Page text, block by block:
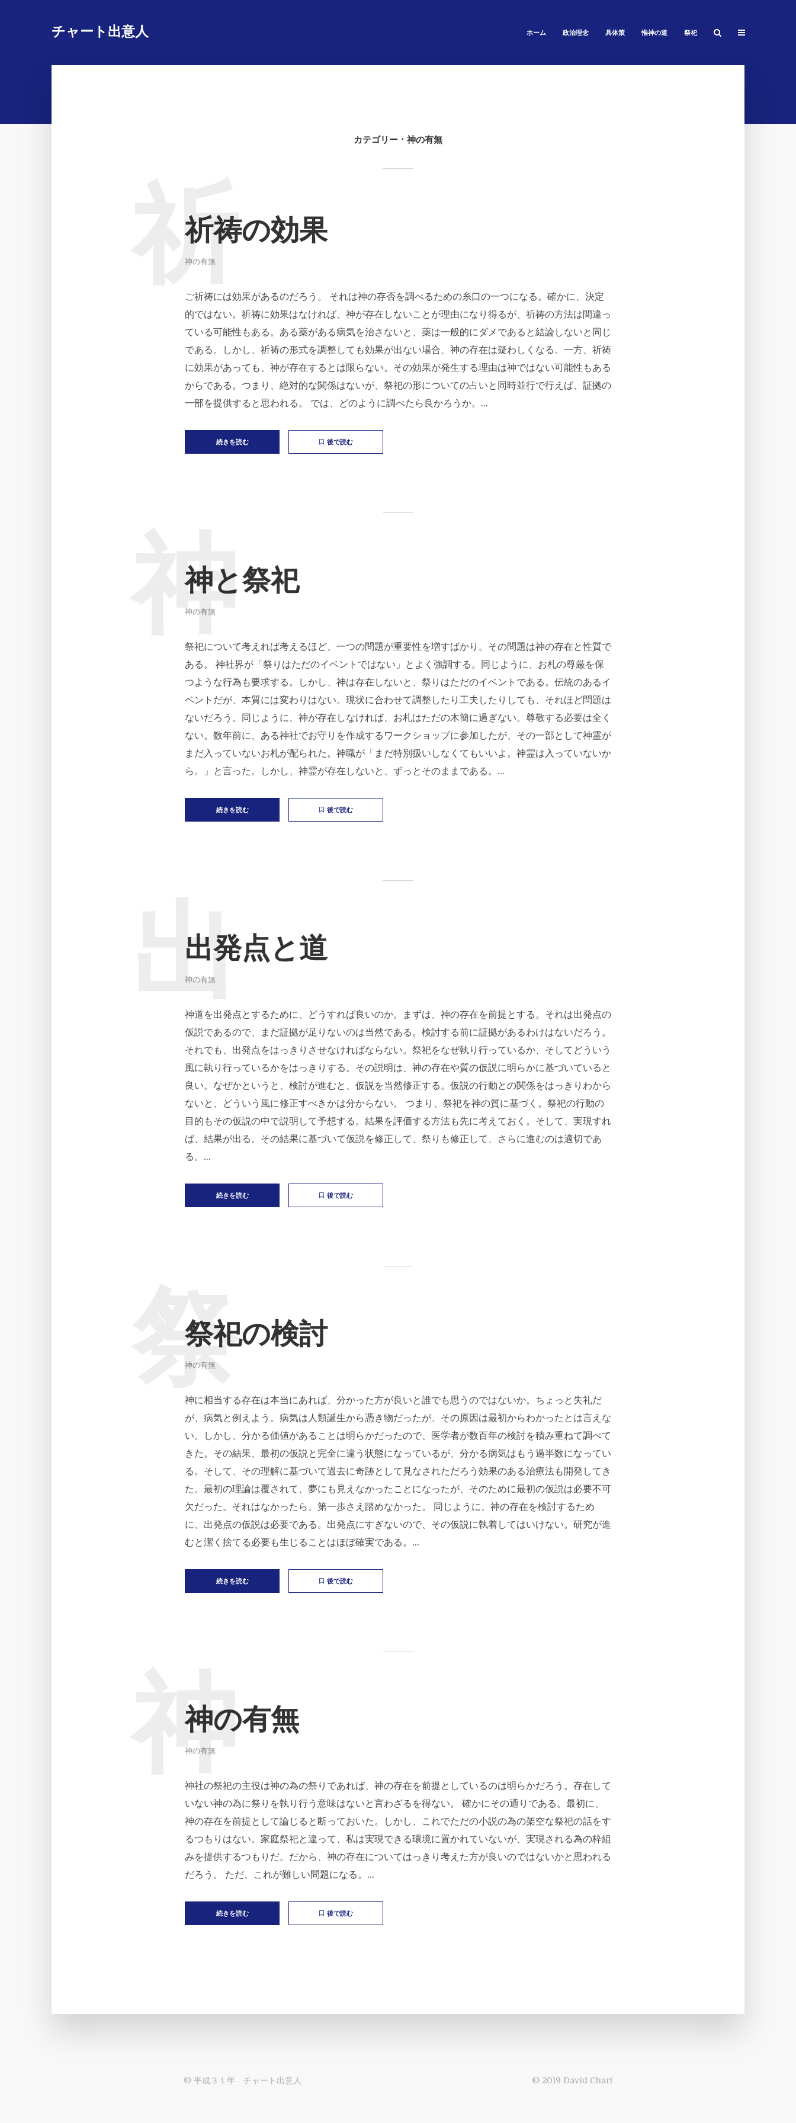
チャート出意人 ホーム 政治理念 具体策 惟神の道 祭祀
カテゴリー 神の有無
祈祷の効果
神の有無
祈
ご祈祷には効果があるのだろう。 それは神の存否を調べるための糸口の一つになる。確かに、決定
的ではない。祈祷に効果はなければ、神が存在しないことが理由になり得るが、祈祷の方法は間違っ
ている可能性もある。ある薬がある病気を治さないと、薬は一般的にダメであると結論しないと同じ
である。しかし、祈祷の形式を調整しても効果が出ない場合、神の存在は疑わしくなる。一方、祈祷
に効果があっても、神が存在するとは限らない。その効果が発生する理由は神ではない可能性もある
からである。つまり、絶対的な関係はないが、祭祀の形についての占いと同時並行で行えば、証拠の
一部を提供すると思われる。 では、どのように調べたら良かろうか。...
続きを読む 後で読む
神と祭祀
神の有無
神
祭祀について考えれば考えるほど、一つの問題が重要性を増すばかり。その問題は神の存在と性質で
ある。 神社界が「祭りはただのイベントではない」とよく強調する。同じように、お札の尊厳を保
つような行為も要求する。しかし、神は存在しないと、祭りはただのイベントである。伝統のあるイ
ベントだが、本質には変わりはない。現状に合わせて調整したり工夫したりしても、それほど問題は
ないだろう。同じように、神が存在しなければ、お札はただの木簡に過ぎない。尊敬する必要は全く
ない。数年前に、ある神社でお守りを作成するワークショップに参加したが、その一部として神霊が
まだ入っていないお札が配られた。神職が「まだ特別扱いしなくてもいいよ。神霊は入っていないか
ら。」と言った。しかし、神霊が存在しないと、ずっとそのままである。...
続きを読む 後で読む
出発点と道
神の有無
出
神道を出発点とするために、どうすれば良いのか。まずは、神の存在を前提とする。それは出発点の
仮説であるので、まだ証拠が足りないのは当然である。検討する前に証拠があるわけはないだろう。
それでも、出発点をはっきりさせなければならない。祭祀をなぜ執り行っているか、そしてどういう
風に執り行っているかをはっきりする。その説明は、神の存在や質の仮説に明らかに基づいていると
良い。なぜかというと、検討が進むと、仮説を当然修正する。仮説の行動との関係をはっきりわから
ないと、どういう風に修正すべきかは分からない。 つまり、祭祀を神の質に基づく。祭祀の行動の
目的もその仮説の中で説明して予想する。結果を評価する方法も先に考えておく。そして、実現すれ
ば、結果が出る。その結果に基づいて仮説を修正して、祭りも修正して、さらに進むのは適切であ
る。...
続きを読む 後で読む
祭祀の検討
神の有無
祭
神に相当する存在は本当にあれば、分かった方が良いと誰でも思うのではないか。ちょっと失礼だ
が、病気と例えよう。病気は人類誕生から憑き物だったが、その原因は最初からわかったとは言えな
い。しかし、分かる価値があることは明らかだったので、医学者が数百年の検討を積み重ねて調べて
きた。その結果、最初の仮説と完全に違う状態になっているが、分かる病気はもう過半数になってい
る。そして、その理解に基づいて過去に奇跡として見なされただろう効果のある治療法も開発してき
た。最初の理論は覆されて、夢にも見えなかったことになったが、そのために最初の仮説は必要不可
欠だった。それはなかったら、第一歩さえ踏めなかった。 同じように、神の存在を検討するため
に、出発点の仮説は必要である。出発点にすぎないので、その仮説に執着してはいけない。研究が進
むと潔く捨てる必要も生じることはほぼ確実である。...
続きを読む 後で読む
神の有無
神の有無
神
神社の祭祀の主役は神の為の祭りであれば、神の存在を前提としているのは明らかだろう。存在して
いない神の為に祭りを執り行う意味はないと言わざるを得ない。 確かにその通りである。最初に、
神の存在を前提として論じると断っておいた。しかし、これでただの小説の為の架空な祭祀の話をす
るつもりはない。家庭祭祀と違って、私は実現できる環境に置かれていないが、実現される為の枠組
みを提供するつもりだ。だから、神の存在についてはっきり考えた方が良いのではないかと思われる
だろう。 ただ、これが難しい問題になる。...
続きを読む 後で読む
© 平成３１年 チャート出意人 © 2019 David Chart